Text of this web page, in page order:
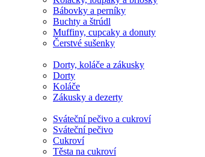
Bábovky a perníky
Buchty a štrúdl
Muffiny, cupcaky a donuty
Čerstvé sušenky
Dorty, koláče a zákusky
Dorty
Koláče
Zákusky a dezerty
Sváteční pečivo a cukroví
Sváteční pečivo
Cukroví
Těsta na cukroví